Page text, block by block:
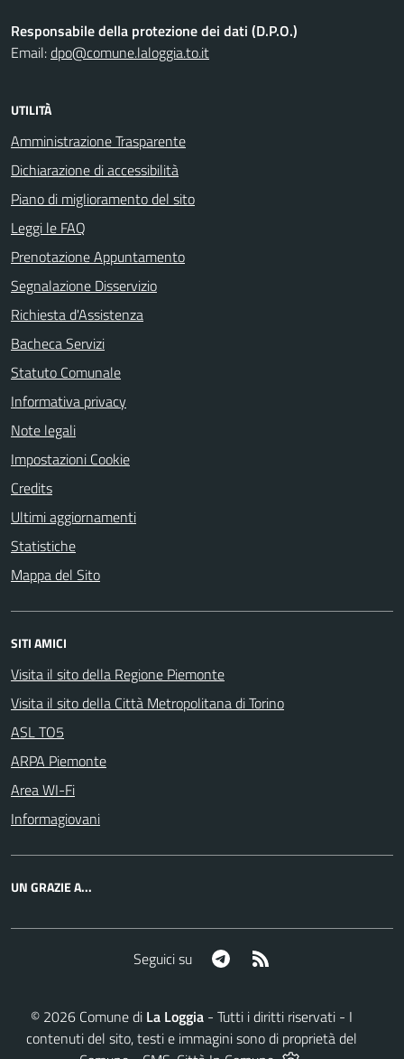
Responsabile della protezione dei dati (D.P.O.)
Email:dpo@comune.laloggia.to.it
UTILITÀ
Amministrazione Trasparente
Dichiarazione di accessibilità
Piano di miglioramento del sito
Leggi le FAQ
Prenotazione Appuntamento
Segnalazione Disservizio
Richiesta d'Assistenza
Bacheca Servizi
Statuto Comunale
Informativa privacy
Note legali
Impostazioni Cookie
Credits
Ultimi aggiornamenti
Statistiche
Mappa del Sito
SITI AMICI
Visita il sito della Regione Piemonte
Visita il sito della Città Metropolitana di Torino
ASL TO5
ARPA Piemonte
Area WI-Fi
Informagiovani
UN GRAZIE A...
Seguici su Telegram
© 2026Comune di La Loggia- Tutti i diritti riservati - I
contenuti del sito, testi e immagini sono di proprietà del